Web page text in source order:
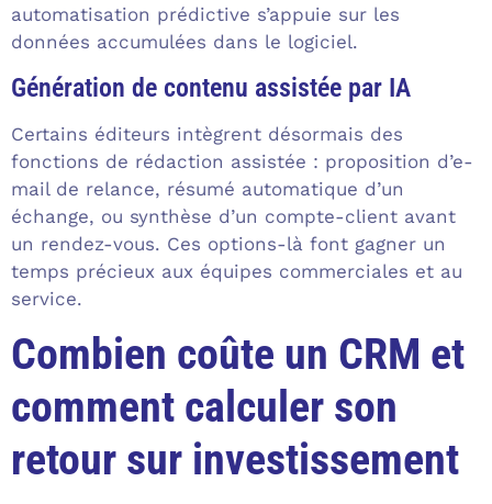
automatisation prédictive s’appuie sur les
données accumulées dans le logiciel.
Génération de contenu assistée par IA
Certains éditeurs intègrent désormais des
fonctions de rédaction assistée : proposition d’e-
mail de relance, résumé automatique d’un
échange, ou synthèse d’un compte-client avant
un rendez-vous. Ces options-là font gagner un
temps précieux aux équipes commerciales et au
service.
Combien coûte un CRM et
comment calculer son
retour sur investissement